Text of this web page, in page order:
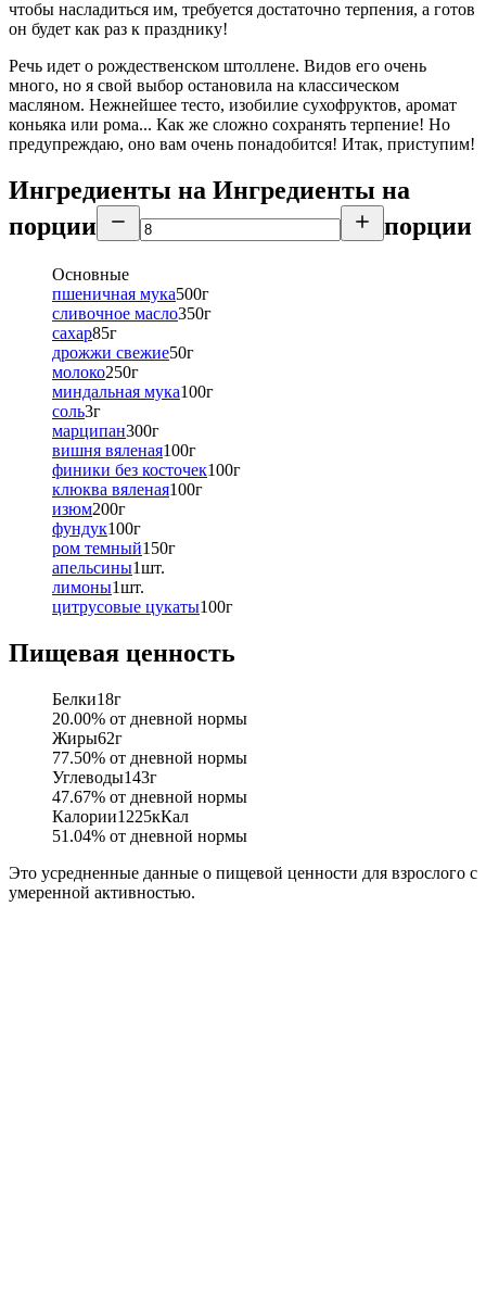
чтобы насладиться им, требуется достаточно терпения, а готов
он будет как раз к празднику!
Речь идет о рождественском штоллене. Видов его очень
много, но я свой выбор остановила на классическом
масляном. Нежнейшее тесто, изобилие сухофруктов, аромат
коньяка или рома... Как же сложно сохранять терпение! Но
предупреждаю, оно вам очень понадобится! Итак, приступим!
Ингредиенты на Ингредиенты на
порции
порции
Основные
пшеничная мука500г
сливочное масло350г
сахар85г
дрожжи свежие50г
молоко250г
миндальная мука100г
соль3г
марципан300г
вишня вяленая100г
финики без косточек100г
клюква вяленая100г
изюм200г
фундук100г
ром темный150г
апельсины1шт.
лимоны1шт.
цитрусовые цукаты100г
Пищевая ценность
Белки18г
20.00% от дневной нормы
Жиры62г
77.50% от дневной нормы
Углеводы143г
47.67% от дневной нормы
Калории1225кКал
51.04% от дневной нормы
Это усредненные данные о пищевой ценности для взрослого с
умеренной активностью.